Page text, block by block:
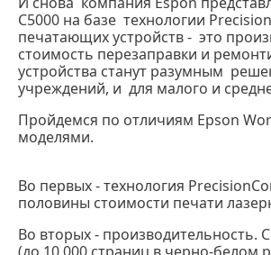
C5000 на базе технологии
печатающих устройств - это
стоимость перезаправки и
устройства станут разумным
учреждений, и для малого и
Пройдемся по отличиям Epson
моделями.
Во первых - технология
половины стоимости печати
Во вторых - производительность.